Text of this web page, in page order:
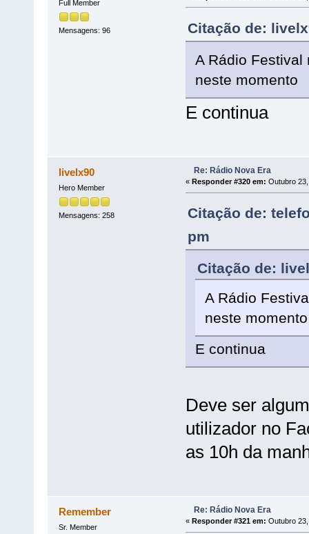
Full Member
Mensagens: 96
Citação de:
A Rádio Festival
neste momento
E continua
livelx90
Hero Member
Mensagens: 258
Re: Rádio Nova Era
« Responder #320 em: Outubro
Citação de:
pm
Citação de:
A Rádio
neste momento
E continua
Deve ser
utilizador no
as 10h da
Remember
Sr. Member
Re: Rádio Nova Era
« Responder #321 em: Outubro